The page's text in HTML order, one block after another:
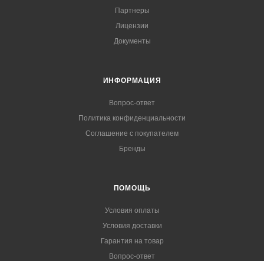
Партнеры
Лицензии
Документы
ИНФОРМАЦИЯ
Вопрос-ответ
Политика конфиденциальности
Соглашение с покупателем
Бренды
ПОМОЩЬ
Условия оплаты
Условия доставки
Гарантия на товар
Вопрос-ответ